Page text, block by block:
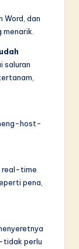
Word, dan
menarik.
saluran
host-
real-time
pena,
perlu